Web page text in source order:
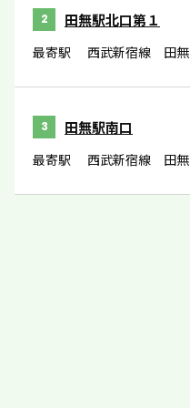
2 田無駅北口第１
最寄駅 西武新宿線 田無
3 田無駅南口
最寄駅 西武新宿線 田無